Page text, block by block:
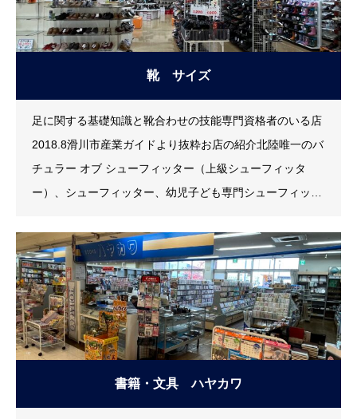
靴 サイズ
足に関する基礎知識と靴合わせの技能専門資格者のいる店
2018.8滑川市産業ガイドより抜粋お店の紹介北陸唯一のバ
チュラー オブ シューフィッター（上級シューフィッタ
ー）、シューフィッター、幼児子ども専門シューフィッタ
た靴選びをする。ポドロジーサロンがあり、ポドロジース
クール富山校を併設。ドイツ オーソペティマイスターが来
店、足と靴の健康から考えられた良質な靴とインソールの
販売。【資格者】・上級シューフィッター ・幼
書籍・文具 ハヤカワ